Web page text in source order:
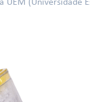
UEM (Universidade